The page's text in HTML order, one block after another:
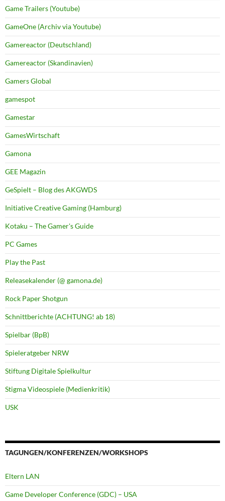
Game Trailers (Youtube)
GameOne (Archiv via Youtube)
Gamereactor (Deutschland)
Gamereactor (Skandinavien)
Gamers Global
gamespot
Gamestar
GamesWirtschaft
Gamona
GEE Magazin
GeSpielt – Blog des AKGWDS
Initiative Creative Gaming (Hamburg)
Kotaku – The Gamer's Guide
PC Games
Play the Past
Releasekalender (@ gamona.de)
Rock Paper Shotgun
Schnittberichte (ACHTUNG! ab 18)
Spielbar (BpB)
Spieleratgeber NRW
Stiftung Digitale Spielkultur
Stigma Videospiele (Medienkritik)
USK
TAGUNGEN/KONFERENZEN/WORKSHOPS
Eltern LAN
Game Developer Conference (GDC) – USA